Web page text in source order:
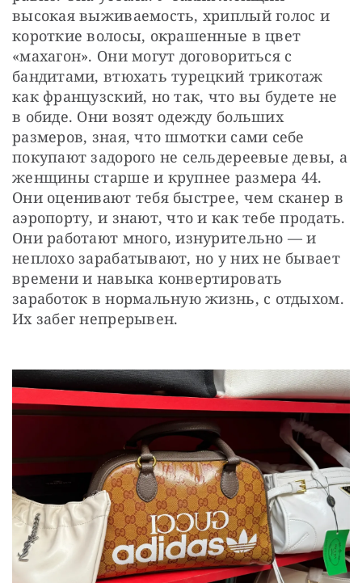
высокая выживаемость, хриплый голос и
короткие волосы, окрашенные в цвет
«махагон». Они могут договориться с
бандитами, втюхать турецкий трикотаж
как французский, но так, что вы будете не
в обиде. Они возят одежду больших
размеров, зная, что шмотки сами себе
покупают задорого не сельдереевые девы, а
женщины старше и крупнее размера 44.
Они оценивают тебя быстрее, чем сканер в
аэропорту, и знают, что и как тебе продать.
Они работают много, изнурительно — и
неплохо зарабатывают, но у них не бывает
времени и навыка конвертировать
заработок в нормальную жизнь, с отдыхом.
Их забег непрерывен.